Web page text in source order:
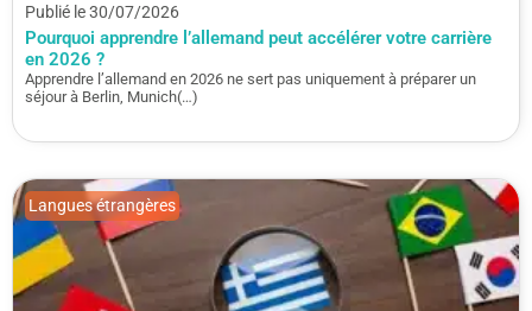
Publié le 30/07/2026
Pourquoi apprendre l’allemand peut accélérer votre carrière
en 2026 ?
Apprendre l’allemand en 2026 ne sert pas uniquement à préparer un
séjour à Berlin, Munich(…)
Langues étrangères